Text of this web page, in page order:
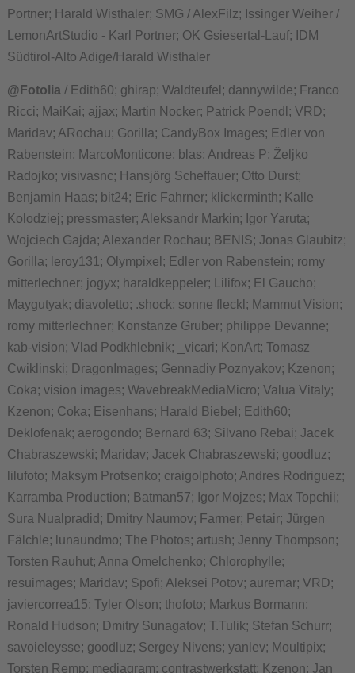
Portner; Harald Wisthaler; SMG / AlexFilz; Issinger Weiher /
LemonArtStudio - Karl Portner; OK Gsiesertal-Lauf; IDM
Südtirol-Alto Adige/Harald Wisthaler
@Fotolia / Edith60; ghirap; Waldteufel; dannywilde; Franco
Ricci; MaiKai; ajjax; Martin Nocker; Patrick Poendl; VRD;
Maridav; ARochau; Gorilla; CandyBox Images; Edler von
Rabenstein; MarcoMonticone; blas; Andreas P; Željko
Radojko; visivasnc; Hansjörg Scheffauer; Otto Durst;
Benjamin Haas; bit24; Eric Fahrner; klickerminth; Kalle
Kolodziej; pressmaster; Aleksandr Markin; Igor Yaruta;
Wojciech Gajda; Alexander Rochau; BENIS; Jonas Glaubitz;
Gorilla; leroy131; Olympixel; Edler von Rabenstein; romy
mitterlechner; jogyx; haraldkeppeler; Lilifox; El Gaucho;
Maygutyak; diavoletto; .shock; sonne fleckl; Mammut Vision;
romy mitterlechner; Konstanze Gruber; philippe Devanne;
kab-vision; Vlad Podkhlebnik; _vicari; KonArt; Tomasz
Cwiklinski; DragonImages; Gennadiy Poznyakov; Kzenon;
Coka; vision images; WavebreakMediaMicro; Valua Vitaly;
Kzenon; Coka; Eisenhans; Harald Biebel; Edith60;
Deklofenak; aerogondo; Bernard 63; Silvano Rebai; Jacek
Chabraszewski; Maridav; Jacek Chabraszewski; goodluz;
lilufoto; Maksym Protsenko; craigolphoto; Andres Rodriguez;
Karramba Production; Batman57; Igor Mojzes; Max Topchii;
Sura Nualpradid; Dmitry Naumov; Farmer; Petair; Jürgen
Fälchle; lunaundmo; The Photos; artush; Jenny Thompson;
Torsten Rauhut; Anna Omelchenko; Chlorophylle;
resuimages; Maridav; Spofi; Aleksei Potov; auremar; VRD;
javiercorrea15; Tyler Olson; thofoto; Markus Bormann;
Ronald Hudson; Dmitry Sunagatov; T.Tulik; Stefan Schurr;
savoieleysse; goodluz; Sergey Nivens; yanlev; Moultipix;
Torsten Remp; mediagram; contrastwerkstatt; Kzenon; Jan